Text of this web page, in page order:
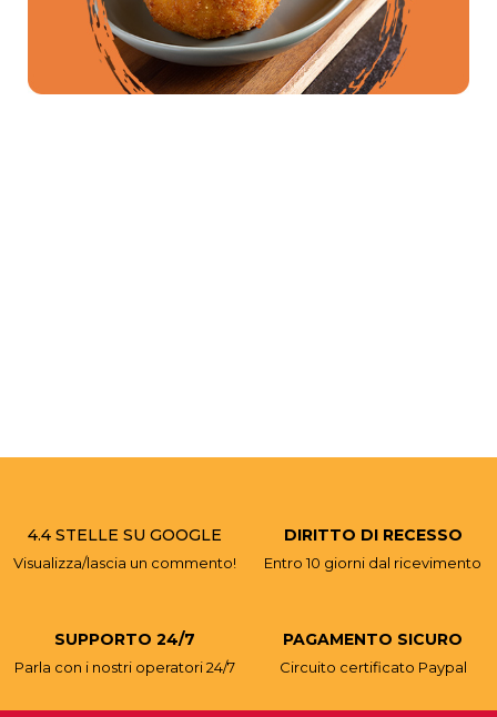
4.4 STELLE SU GOOGLE
Visualizza/lascia un commento!
DIRITTO DI RECESSO
Entro 10 giorni dal ricevimento
SUPPORTO 24/7
Parla con i nostri operatori 24/7
PAGAMENTO SICURO
Circuito certificato Paypal